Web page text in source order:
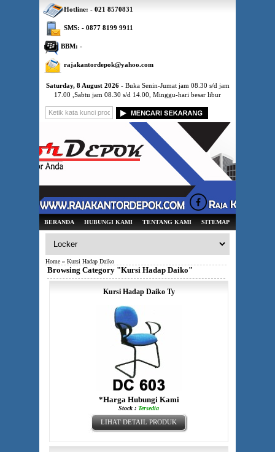
Saturday, 8 August 2026- Buka Senin-Jumat jam 08.30 s/d jam
17.00 ,Sabtu jam 08.30 s/d 14.00, Minggu-hari besar libur
BERANDA HUBUNGI KAMI TENTANG KAMI SITEMAP
Home » Kursi Hadap Daiko
Browsing Category "Kursi Hadap Daiko"
Kursi Hadap Daiko Ty
*Harga Hubungi Kami
Stock : Tersedia
LIHAT DETAIL PRODUK
Hotline: - 021 8570831
SMS: - 0877 8199 9911
BBM: -
rajakantordepok@yahoo.com